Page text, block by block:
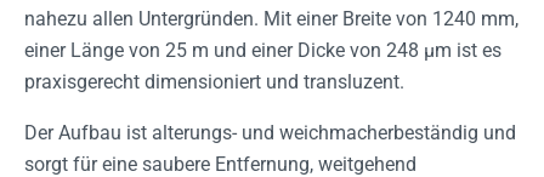
nahezu allen Untergründen. Mit einer Breite von 1240 mm,
einer Länge von 25 m und einer Dicke von 248 µm ist es
praxisgerecht dimensioniert und transluzent.
Der Aufbau ist alterungs- und weichmacherbeständig und
sorgt für eine saubere Entfernung, weitgehend